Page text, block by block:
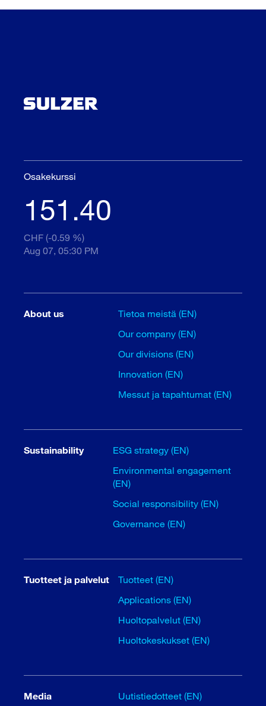
Osakekurssi
151.40
CHF (-0.59 %)
Aug 07, 05:30 PM
About us
Tietoa meistä (EN)
Our company (EN)
Our divisions (EN)
Innovation (EN)
Messut ja tapahtumat (EN)
Sustainability
ESG strategy (EN)
Environmental engagement
(EN)
Social responsibility (EN)
Governance (EN)
Tuotteet ja palvelut
Tuotteet (EN)
Applications (EN)
Huoltopalvelut (EN)
Huoltokeskukset (EN)
Media
Uutistiedotteet (EN)